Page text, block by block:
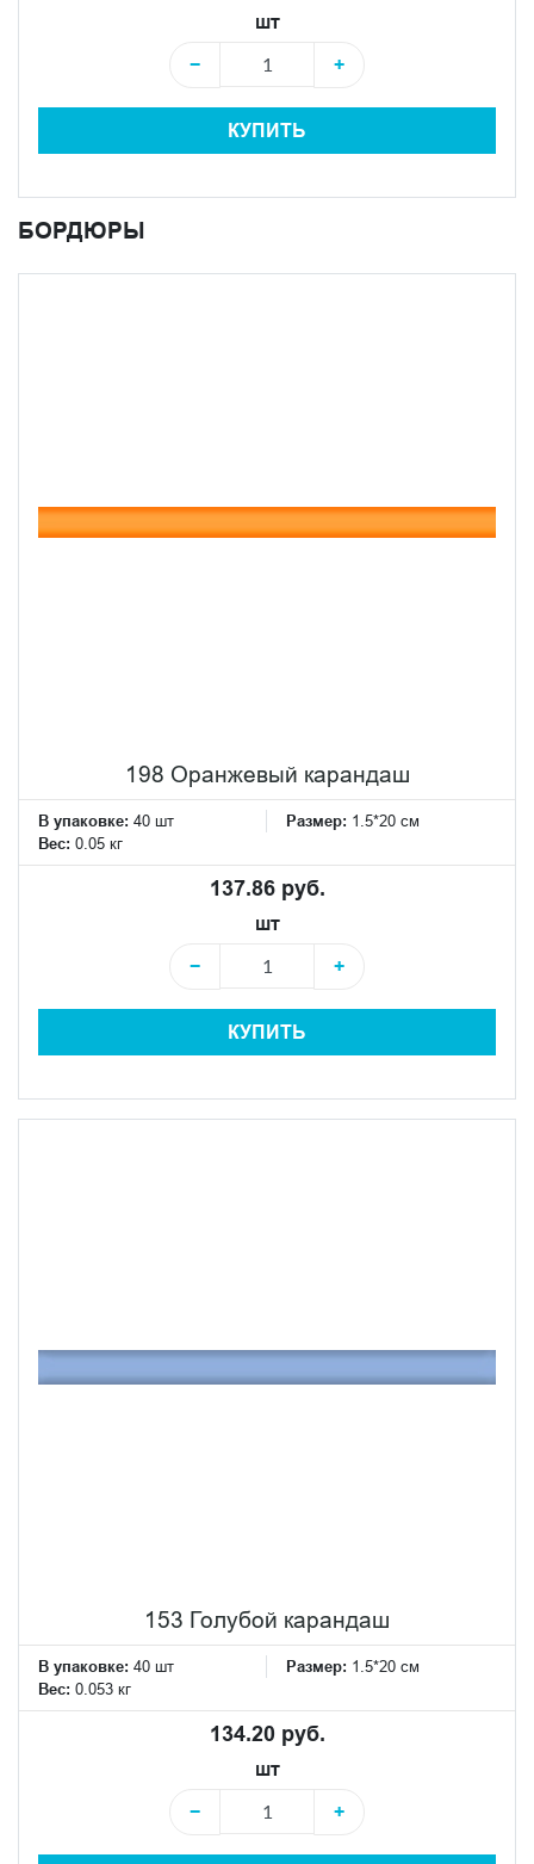
шт
−
+
КУПИТЬ
БОРДЮРЫ
198 Оранжевый карандаш
В упаковке: 40 шт Размер: 1.5*20 см
Вес: 0.05 кг
137.86 руб.
шт
−
+
КУПИТЬ
153 Голубой карандаш
В упаковке: 40 шт Размер: 1.5*20 см
Вес: 0.053 кг
134.20 руб.
шт
−
+